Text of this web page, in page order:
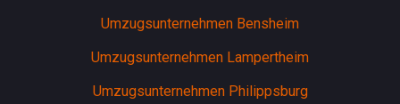
Umzugsunternehmen Bensheim
Umzugsunternehmen Lampertheim
Umzugsunternehmen Philippsburg